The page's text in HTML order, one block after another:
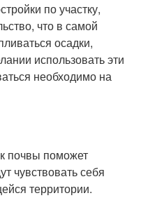
по участку,
что в самой
осадки,
использовать эти
необходимо на
почвы поможет
чувствовать себя
территории.